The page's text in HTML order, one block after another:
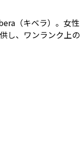
（キベラ）。女性
し、ワンランク上の